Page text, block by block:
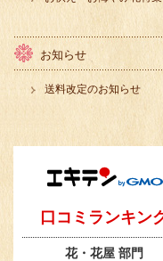
お知らせ
送料改定のお知らせ